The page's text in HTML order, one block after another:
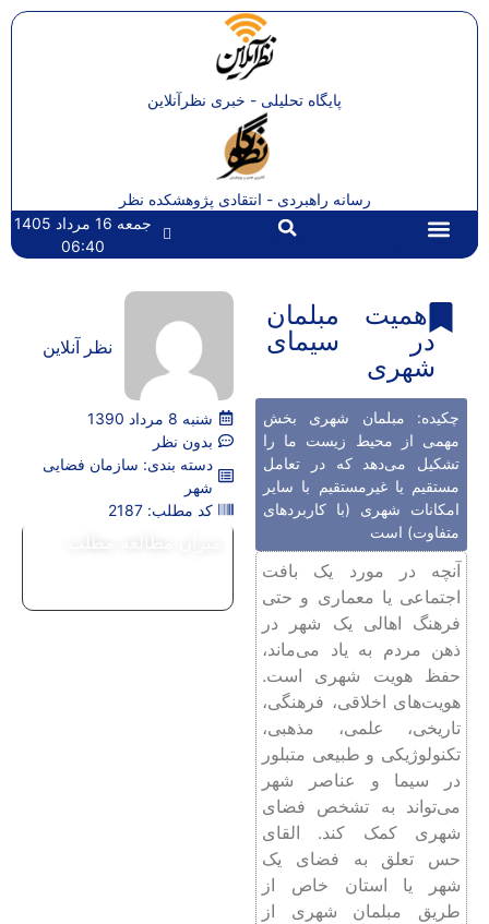
پایگاه تحلیلی - خبری نظرآنلاین
رسانه راهبردی - انتقادی پژوهشکده نظر
جمعه 16 مرداد 1405
06:40
اهمیت مبلمان
در سیمای
شهری
چکیده: مبلمان شهری بخش
مهمی از محيط زيست ما را
تشکيل می‌دهد که در تعامل
مستقیم یا غیرمستقیم با سایر
امکانات شهری (با کاربردهای
متفاوت) است
آنچه در مورد یک بافت
اجتماعی یا معماری و حتی
فرهنگ اهالی یک شهر در
ذهن مردم به یاد می‌ماند،
حفظ هویت شهری است.
هویت‌های اخلاقی، فرهنگی،
تاریخی، علمی، مذهبی،
تکنولوژیکی و طبیعی متبلور
در سیما و عناصر شهر
می‌تواند به تشخص فضای
شهری کمک کند. القای
حس تعلق به فضای یک
شهر یا استان خاص از
طریق مبلمان شهری از
نظر آنلاین
شنبه 8 مرداد 1390
بدون نظر
دسته بندی: سازمان فضایی
شهر
کد مطلب: 2187